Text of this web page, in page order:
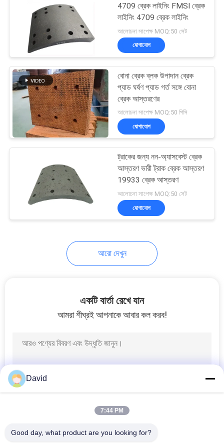
সীল রিং গ্যাসকেট
অ্যাসবেস্টস ফ্রি ব্রেক
লাইনিং
ঘর্ষণ উপাদান শীট
ব্রেক ব্যান্ড লাইনিং
4709 ব্রেক লাইনিং FMSI ব্রেক
লাইনিং 4709 ব্রেক লাইনিং
আলোচনা সাপেক্ষ MOQ:50 সেট
যোগাযোগ
বোনা ব্রেক ব্লক উপাদান ব্রেক
প্যাড ঘর্ষণ প্যাড গর্ত সঙ্গে বোনা
ব্রেক আস্তরণের
আলোচনা সাপেক্ষ MOQ:50 পিসি
যোগাযোগ
ট্রাকের জন্য নন-অ্যাসবেস্ট ব্রেক
আস্তরণ ভারী ট্রাক ব্রেক আস্তরণ
19933 ব্রেক আস্তরণ
আলোচনা সাপেক্ষ MOQ:50 সেট
যোগাযোগ
আরো দেখুন
একটি বার্তা রেখে যান
আমরা শীঘ্রই আপনাকে আবার কল করব!
David
7:44 PM
Good day, what product are you looking for?